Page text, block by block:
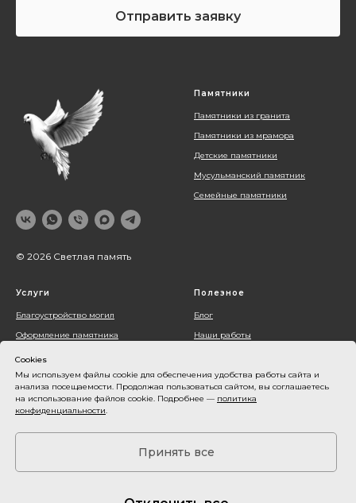
Cookies
Мы используем файлы cookie для обеспечения удобства работы сайта и
анализа посещаемости. Продолжая пользоваться сайтом, вы соглашаетесь
на использование файлов cookie. Подробнее — политика
конфиденциальности.
Принять все
Отправить заявку
© 2026 Светлая память
Памятники
Памятники из гранита
Памятники из мрамора
Детские памятники
Мусульманский памятник
Семейные памятники
Услуги
Благоустройство могил
Оформление памятника
Полезное
Блог
Наши работы
Контакты
Карта сайта